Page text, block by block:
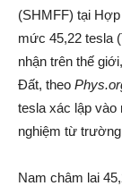
(SHMFF) tại
mức 45,22 tesla
nhận trên thế
Đất, theo
tesla xác lập vào
nghiệm từ
Nam châm lai